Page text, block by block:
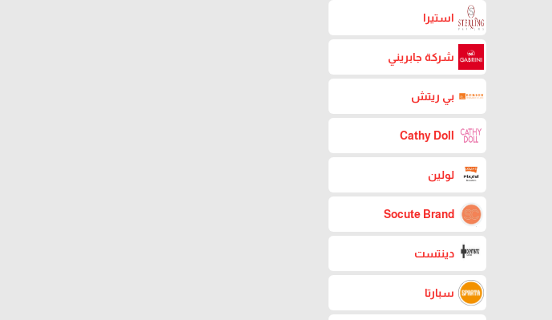
استيرا
شركة جابريني
بي ريتش
Cathy Doll
لولين
Socute Brand
دينتست
سبارتا